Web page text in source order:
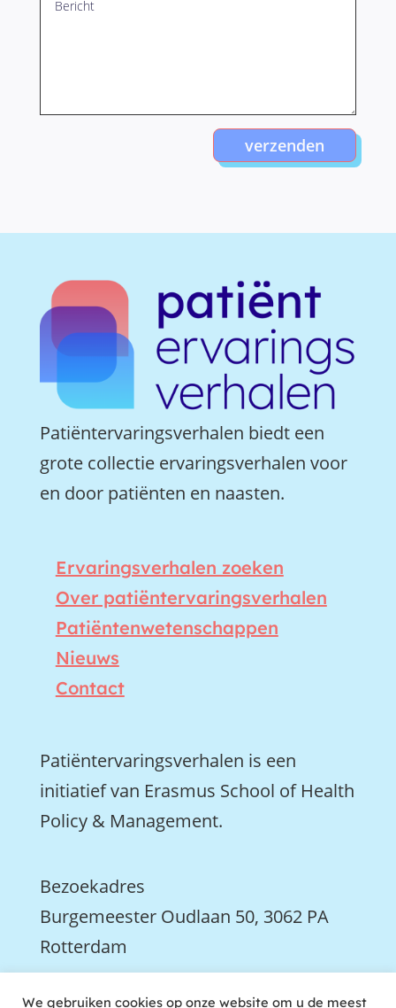
verzenden
Patiëntervaringsverhalen biedt een
grote collectie ervaringsverhalen voor
en door patiënten en naasten.
Ervaringsverhalen zoeken
Over patiëntervaringsverhalen
Patiëntenwetenschappen
Nieuws
Contact
Patiëntervaringsverhalen is een
initiatief van Erasmus School of Health
Policy & Management.
Bezoekadres
Burgemeester Oudlaan 50, 3062 PA
Rotterdam
We gebruiken cookies op onze website om u de meest